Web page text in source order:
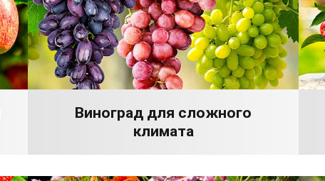
Виноград для сложного
климата